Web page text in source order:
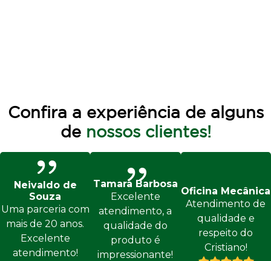
Confira a experiência de alguns
de nossos clientes!
Neivaldo de
Souza
Uma parceria com
mais de 20 anos.
Excelente
atendimento!
Tamara Barbosa
Excelente
atendimento, a
qualidade do
produto é
impressionante!
Oficina Mecânica
Atendimento de
qualidade e
respeito do
Cristiano!